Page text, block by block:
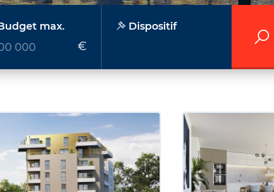
max.
€
Dispositif